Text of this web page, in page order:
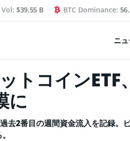
$39.55 B BTC Dominance:
ニ
トコインETF
に
去2番目の週間資金流入を記録。